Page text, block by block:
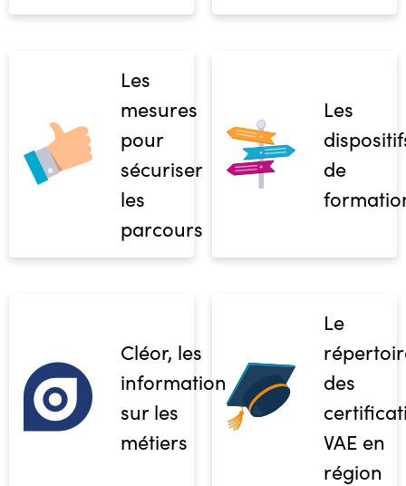
Les
mesures
pour
sécuriser
les
parcours
Les
de
Cléor, les
informations
sur les
métiers
Le
des
VAE en
région